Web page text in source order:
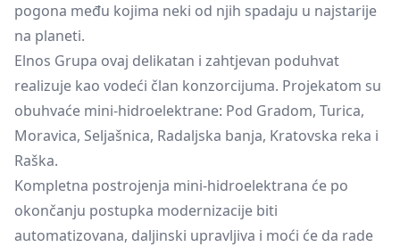
pogona među kojima neki od njih spadaju u najstarije
na planeti.
Elnos Grupa ovaj delikatan i zahtjevan poduhvat
realizuje kao vodeći član konzorcijuma. Projekatom su
obuhvaće mini-hidroelektrane: Pod Gradom, Turica,
Moravica, Seljašnica, Radaljska banja, Kratovska reka i
Raška.
Kompletna postrojenja mini-hidroelektrana će po
okončanju postupka modernizacije biti
automatizovana, daljinski upravljiva i moći će da rade